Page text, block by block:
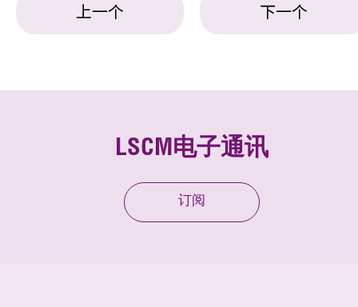
上一个 下一个
LSCM电子通讯
订阅